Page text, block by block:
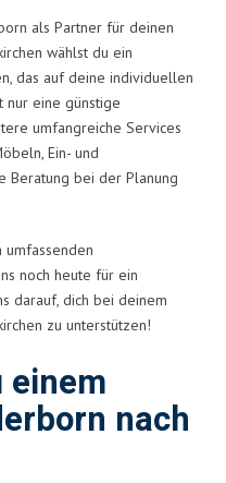
als Partner für deinen
wählst du ein
das auf deine individuellen
nur eine günstige
umfangreiche Services
Ein- und
Beratung bei der Planung
noch heute für ein
darauf, dich bei deinem
zu unterstützen!
einem
nach